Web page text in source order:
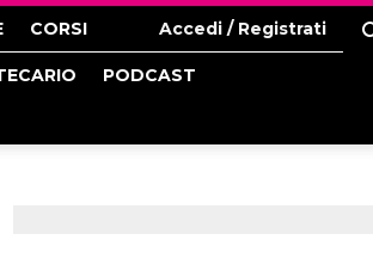
CORSI Accedi / Registrati
PODCAST